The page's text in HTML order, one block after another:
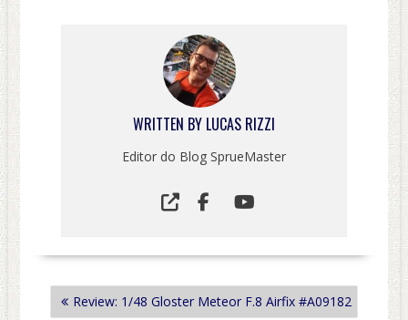
WRITTEN BY LUCAS RIZZI
Editor do Blog SprueMaster
NAVEGAÇÃOReview: 1/48 Gloster Meteor F.8 Airfix #A09182